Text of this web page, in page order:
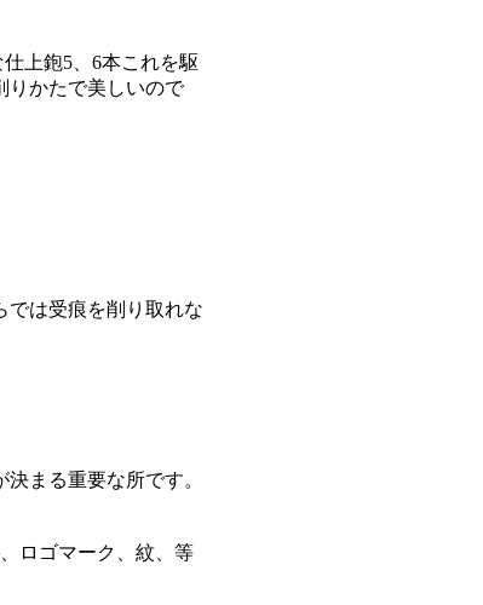
上鉋5、6本これを駆
りかたで美しいので
では受痕を削り取れな
まる重要な所です。
ロゴマーク、紋、等